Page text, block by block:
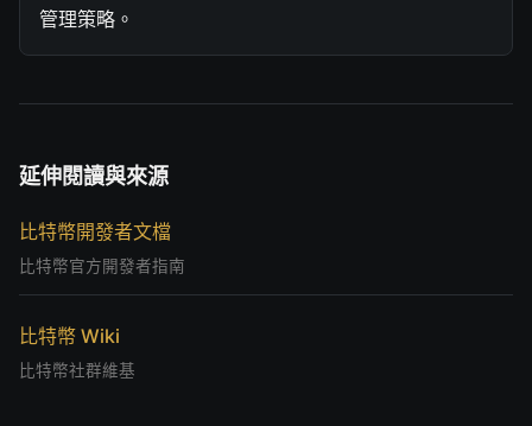
管理策略。
延伸閱讀與來源
比特幣開發者文檔
比特幣官方開發者指南
比特幣 Wiki
比特幣社群維基